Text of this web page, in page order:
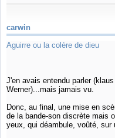
carwin
Aguirre ou la colère de dieu
J'en avais entendu parler
Werner)...mais jamais vu.
Donc, au final, une mise en
de la bande-son discrète mais
yeux, qui déambule, voûté, sur